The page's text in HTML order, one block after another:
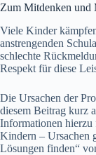
Zum Mitdenken und
Viele Kinder
anstrengenden
schlechte
Respekt für diese
Die Ursachen der
diesem Beitrag kurz
Informationen
Kindern – Ursachen
Lösungen finden“